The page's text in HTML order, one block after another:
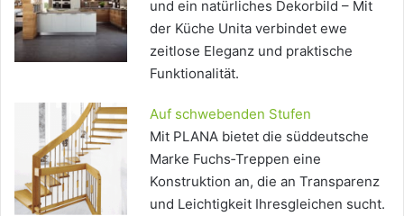
und ein natürliches Dekorbild – Mit
der Küche Unita verbindet ewe
zeitlose Eleganz und praktische
Funktionalität.
Auf schwebenden Stufen
Mit PLANA bietet die süddeutsche
Marke Fuchs‐Treppen eine
Konstruktion an, die an Transparenz
und Leichtigkeit Ihresgleichen sucht.